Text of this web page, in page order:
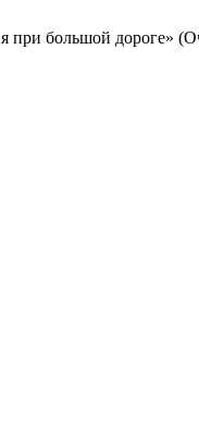
большой дороге»